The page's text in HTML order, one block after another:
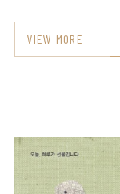
VIEW MORE